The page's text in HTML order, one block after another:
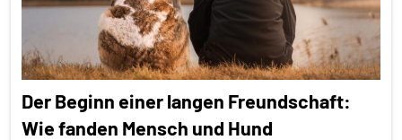
Tiergruppen
Haustiere
Inter-
Spezies
Der Beginn einer langen Freundschaft:
Wie fanden Mensch und Hund